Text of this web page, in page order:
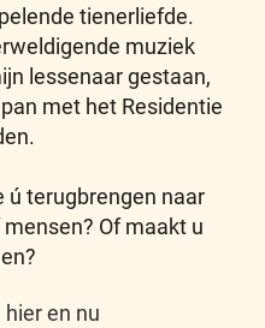
tienerliefde.
muziek
lessenaar gestaan,
met het Residentie
ú terugbrengen naar
Of maakt u
en nu